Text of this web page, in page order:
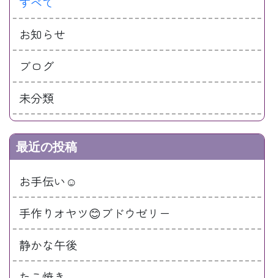
お知らせ
ブログ
未分類
最近の投稿
お手伝い☺️
手作りオヤツ😊ブドウゼリー
静かな午後